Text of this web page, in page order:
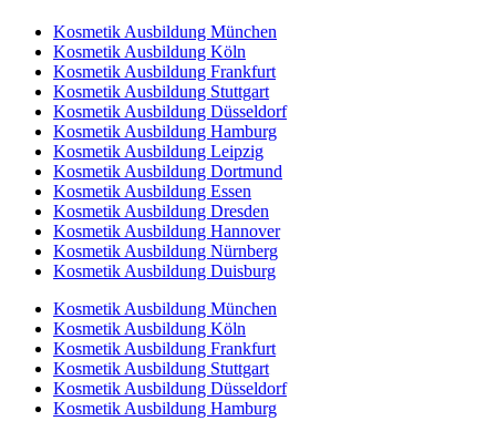
Kosmetik Ausbildung München
Kosmetik Ausbildung Köln
Kosmetik Ausbildung Frankfurt
Kosmetik Ausbildung Stuttgart
Kosmetik Ausbildung Düsseldorf
Kosmetik Ausbildung Hamburg
Kosmetik Ausbildung Leipzig
Kosmetik Ausbildung Dortmund
Kosmetik Ausbildung Essen
Kosmetik Ausbildung Dresden
Kosmetik Ausbildung Hannover
Kosmetik Ausbildung Nürnberg
Kosmetik Ausbildung Duisburg
Kosmetik Ausbildung München
Kosmetik Ausbildung Köln
Kosmetik Ausbildung Frankfurt
Kosmetik Ausbildung Stuttgart
Kosmetik Ausbildung Düsseldorf
Kosmetik Ausbildung Hamburg